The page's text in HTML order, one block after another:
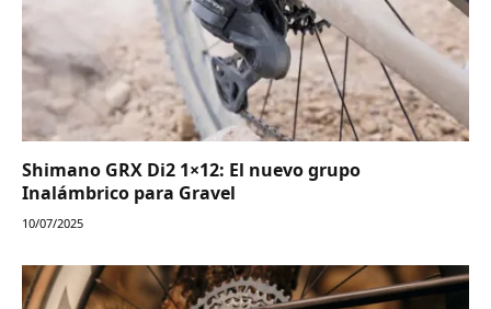
Shimano GRX Di2 1×12: El nuevo grupo
Inalámbrico para Gravel
10/07/2025